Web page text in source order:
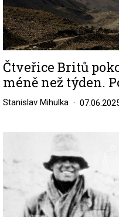
Čtveřice Britů
méně než týden.
Stanislav Mihulka